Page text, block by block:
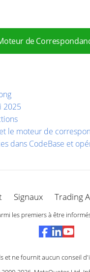
de
2025
le moteur de
dans CodeBase et
Signaux Trading
les premiers à être
et ne fournit aucun conseil